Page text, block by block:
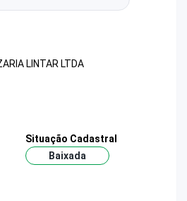
LINTAR LTDA
Situação Cadastral
Baixada